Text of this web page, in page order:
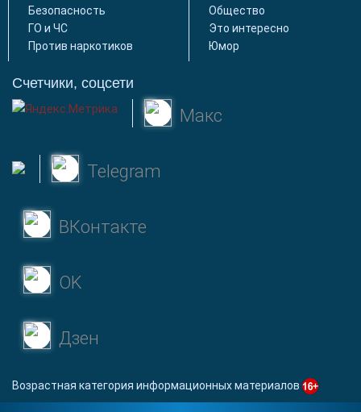
Безопасность
ГО и ЧС
Против наркотиков
Общество
Это интересно
Юмор
Счетчики, соцсети
Макс
Telegram
ВКонтакте
OK
Дзен
Возрастная категория информационных материалов